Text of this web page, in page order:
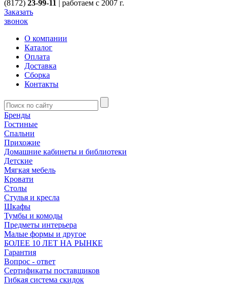
(8172) 23-99-11 | работаем с 2007 г.
Заказать
звонок
О компании
Каталог
Оплата
Доставка
Сборка
Контакты
Бренды
Гостиные
Спальни
Прихожие
Домашние кабинеты и библиотеки
Детские
Мягкая мебель
Кровати
Столы
Стулья и кресла
Шкафы
Тумбы и комоды
Предметы интерьера
Малые формы и другое
БОЛЕЕ 10 ЛЕТ НА РЫНКЕ
Гарантия
Вопрос - ответ
Сертификаты поставщиков
Гибкая система скидок